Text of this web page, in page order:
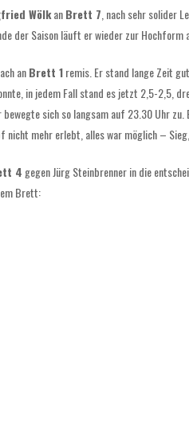
WölkanBrett 7 , nach sehr solider
der Saison läuft er wieder zur Hochform
anBrett 1remis. Er stand lange Zeit
in jedem Fall stand es jetzt 2,5-2,5,
sich so langsam auf 23.30 Uhr zu.
mehr erlebt, alles war möglich –
4 gegen Jürg Steinbrenner in die
Brett: